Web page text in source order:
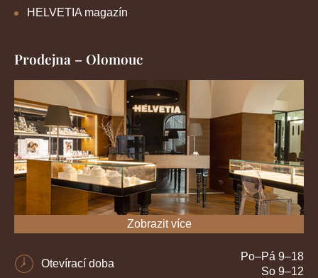
HELVETIA magazín
Prodejna – Olomouc
Zobrazit více
Otevírací doba
Po–Pá 9–18
So 9–12